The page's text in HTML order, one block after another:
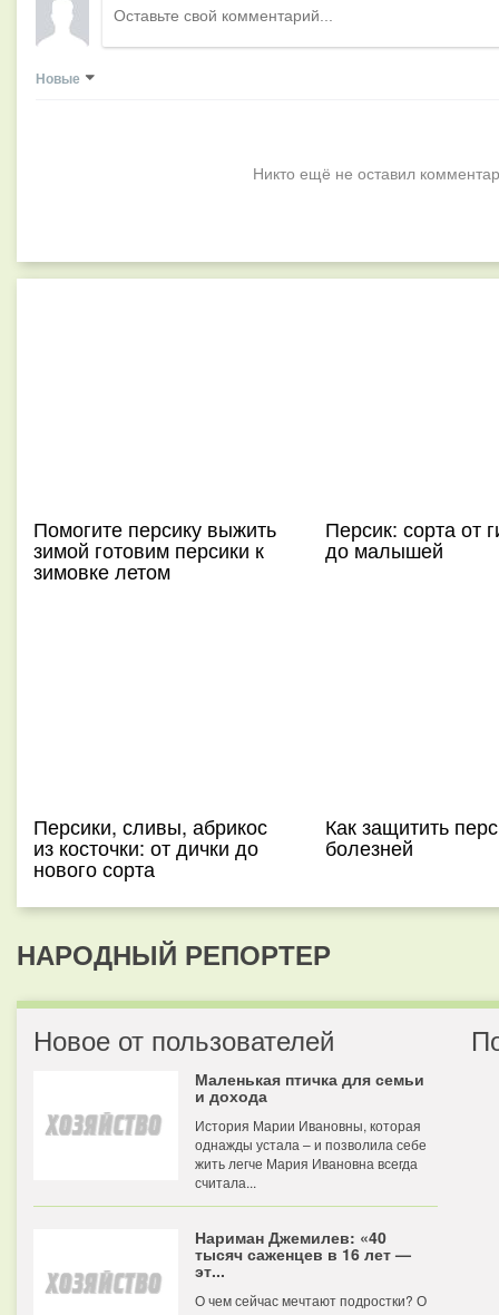
Новые
Никто ещё не оставил
Помогите персику выжить
зимой готовим персики к
зимовке летом
Персик: сорта от
до малышей
Персики, сливы, абрикос
из косточки: от дички до
нового сорта
Как защитить
болезней
НАРОДНЫЙ РЕПОРТЕР
Новое от пользователей
Маленькая птичка для семьи
и дохода
История Марии Ивановны, которая
однажды устала – и позволила себе
жить легче Мария Ивановна всегда
считала...
Нариман Джемилев: «40
тысяч саженцев в 16 лет —
эт...
О чем сейчас мечтают подростки? О